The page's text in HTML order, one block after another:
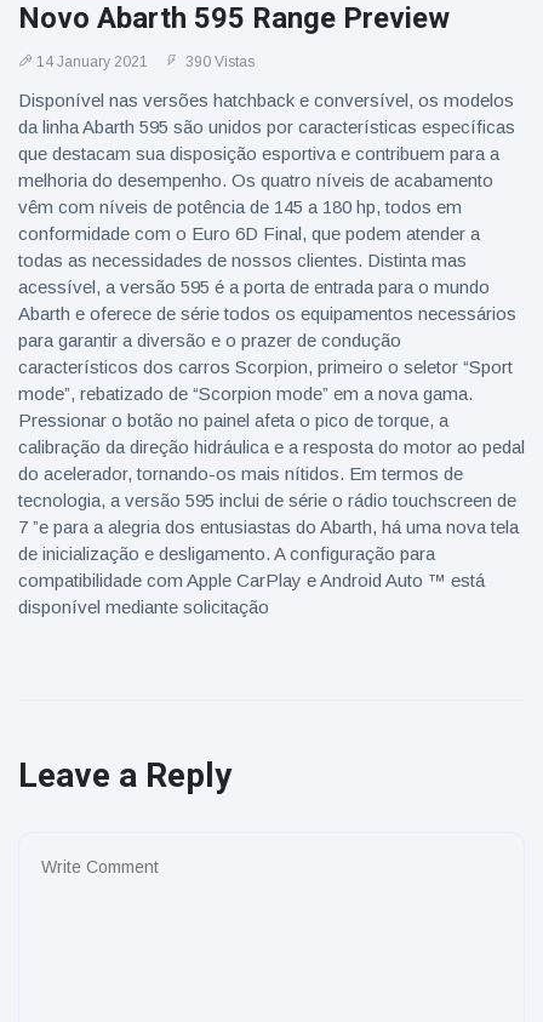
Novo Abarth 595 Range Preview
14 January 2021 390 Vistas
Disponível nas versões hatchback e conversível, os modelos
da linha Abarth 595 são unidos por características específicas
que destacam sua disposição esportiva e contribuem para a
melhoria do desempenho. Os quatro níveis de acabamento
vêm com níveis de potência de 145 a 180 hp, todos em
conformidade com o Euro 6D Final, que podem atender a
todas as necessidades de nossos clientes. Distinta mas
acessível, a versão 595 é a porta de entrada para o mundo
Abarth e oferece de série todos os equipamentos necessários
para garantir a diversão e o prazer de condução
característicos dos carros Scorpion, primeiro o seletor “Sport
mode”, rebatizado de “Scorpion mode” em a nova gama.
Pressionar o botão no painel afeta o pico de torque, a
calibração da direção hidráulica e a resposta do motor ao pedal
do acelerador, tornando-os mais nítidos. Em termos de
tecnologia, a versão 595 inclui de série o rádio touchscreen de
7 ”e para a alegria dos entusiastas do Abarth, há uma nova tela
de inicialização e desligamento. A configuração para
compatibilidade com Apple CarPlay e Android Auto ™ está
disponível mediante solicitação
Leave a Reply